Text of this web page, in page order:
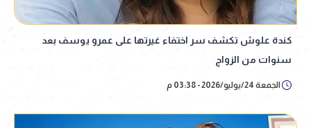
كندة علوش تكشف سر اختفاء غيرتها على عمرو يوسف بعد
سنوات من الزواج
الجمعة 24/يوليو/2026 - 03:38 م